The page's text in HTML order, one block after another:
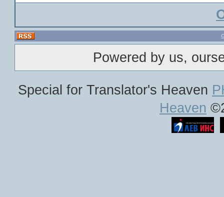
Powered by us,
Special for Translator's Heaven
Heaven